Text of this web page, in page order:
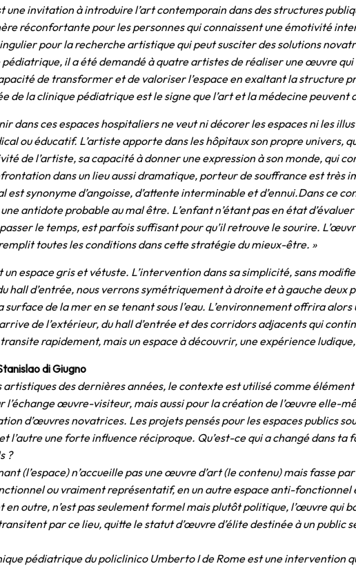
invitation à introduire l’art contemporain dans des structures
réconfortante pour les personnes qui connaissent une émotivité
pour la recherche artistique qui peut susciter des solutions
il a été demandé à quatre artistes de réaliser une œuvre
de transformer et de valoriser l’espace en exaltant la structure
de la clinique pédiatrique est le signe que l’art et la médecine
dans ces espaces hospitaliers ne veut ni décorer les espaces ni les
ou éducatif. L’artiste apporte dans les hôpitaux son propre univers,
de l’artiste, sa capacité à donner une expression à son monde, qui
dans un lieu aussi dramatique, porteur de souffrance est
est synonyme d’angoisse, d’attente interminable et d’ennui.Dans ce
antidote probable au mal être. L’enfant n’étant pas en état
le temps, est parfois suffisant pour qu’il retrouve le sourire.
toutes les conditions dans cette stratégie du mieux-être. »
espace gris et vétuste. L’intervention dans sa simplicité, sans
hall d’entrée, nous verrons symétriquement à droite et à gauche deux
surface de la mer en se tenant sous l’eau. L’environnement offrira
de l’extérieur, du hall d’entrée et des corridors adjacents qui
rapidement, mais un espace à découvrir, une expérience
di Giugno
artistiques des dernières années, le contexte est utilisé comme
œuvre-visiteur, mais aussi pour la création de l’œuvre elle-
d’œuvres novatrices. Les projets pensés pour les espaces publics
l’autre une forte influence réciproque. Qu’est-ce qui a changé dans
?
(l’espace) n’accueille pas une œuvre d’art (le contenu) mais fasse
ou vraiment représentatif, en un autre espace anti-
outre, n’est pas seulement formel mais plutôt politique, l’œuvre qui
par ce lieu, quitte le statut d’œuvre d’élite destinée à un public
pédiatrique du policlinico Umberto I de Rome est une intervention